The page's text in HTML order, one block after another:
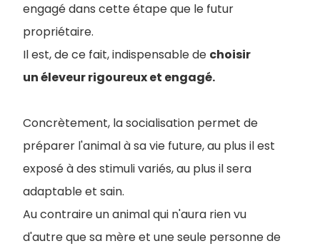
engagé dans cette étape que le futur
propriétaire.
Il est, de ce fait, indispensable de choisir
un éleveur rigoureux et engagé.
Concrètement, la socialisation permet de
préparer l'animal à sa vie future, au plus il est
exposé à des stimuli variés, au plus il sera
adaptable et sain.
Au contraire un animal qui n'aura rien vu
d'autre que sa mère et une seule personne de